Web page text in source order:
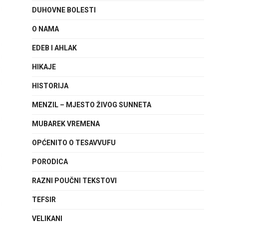
DUHOVNE BOLESTI
O NAMA
EDEB I AHLAK
HIKAJE
HISTORIJA
MENZIL – MJESTO ŽIVOG SUNNETA
MUBAREK VREMENA
OPĆENITO O TESAVVUFU
PORODICA
RAZNI POUČNI TEKSTOVI
TEFSIR
VELIKANI